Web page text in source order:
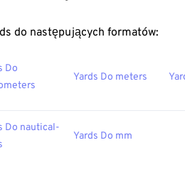
do następujących formatów:
Do
Yards Do meters
Do nautical-
Yards Do mm